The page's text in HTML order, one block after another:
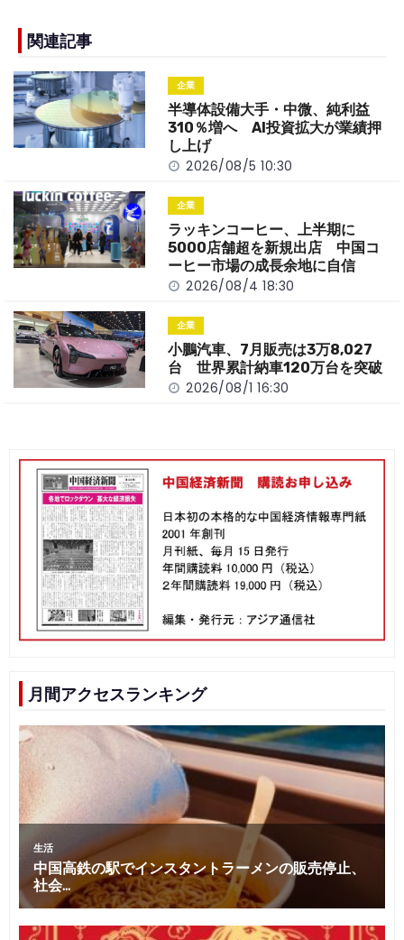
e
b
o
o
k
n
k
関連記事
企業
半導体設備大手・中微、純利益
310％増へ AI投資拡大が業績押
し上げ
2026/08/5 10:30
企業
ラッキンコーヒー、上半期に
5000店舗超を新規出店 中国コ
ーヒー市場の成長余地に自信
2026/08/4 18:30
企業
小鵬汽車、7月販売は3万8,027
台 世界累計納車120万台を突破
2026/08/1 16:30
月間アクセスランキング